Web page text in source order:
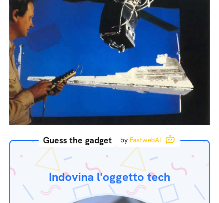
Guess the gadget by FastwebAI
Indovina l'oggetto tech